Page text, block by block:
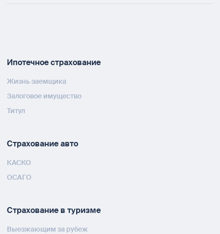
Ипотечное страхование
Жизнь заемщика
Залоговое имущество
Титул
Страхование авто
КАСКО
ОСАГО
Страхование в туризме
Выезжающим за рубеж